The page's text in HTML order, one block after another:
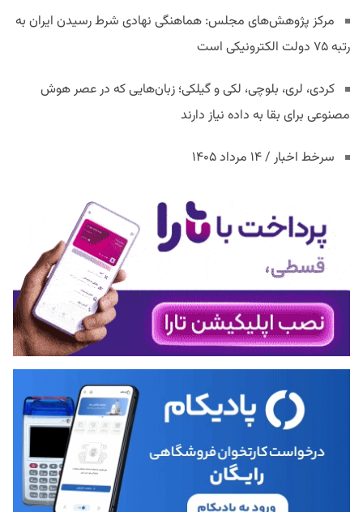
مرکز پژوهش‌های مجلس: هماهنگی نهادی شرط رسیدن ایران به
رتبه ۷۵ دولت الکترونیکی است
کردی، لری، بلوچی، لکی و گیلکی؛ زبان‌هایی که در عصر هوش
مصنوعی برای بقا به داده نیاز دارند
سرخط اخبار / ۱۴ مرداد ۱۴۰۵